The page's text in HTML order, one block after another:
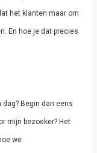
het klanten maar om
En hoe je dat precies
Begin dan eens
mijn bezoeker? Het
we